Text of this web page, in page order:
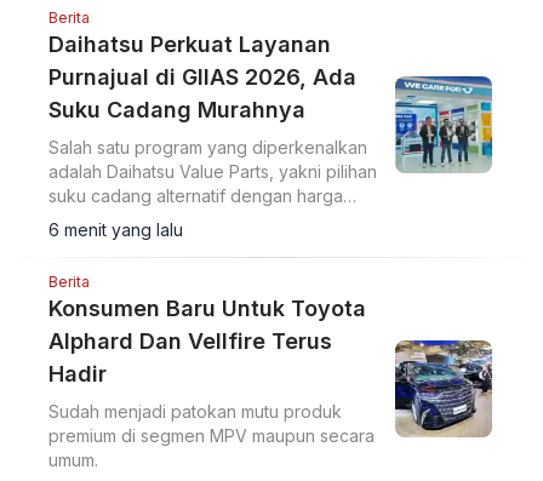
Berita
Daihatsu Perkuat Layanan
Purnajual di GIIAS 2026, Ada
Suku Cadang Murahnya
Salah satu program yang diperkenalkan
adalah Daihatsu Value Parts, yakni pilihan
suku cadang alternatif dengan harga
lebih terjangkau.
6 menit yang lalu
Berita
Konsumen Baru Untuk Toyota
Alphard Dan Vellfire Terus
Hadir
Sudah menjadi patokan mutu produk
premium di segmen MPV maupun secara
umum.